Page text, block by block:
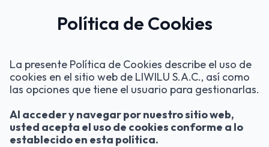
Política de Cookies
La presente Política de Cookies describe el uso de
cookies en el sitio web de LIWILU S.A.C., así como
las opciones que tiene el usuario para gestionarlas.
Al acceder y navegar por nuestro sitio web,
usted acepta el uso de cookies conforme a lo
establecido en esta política.